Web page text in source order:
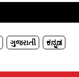
ગુજરાતી ಕನ್ನಡ